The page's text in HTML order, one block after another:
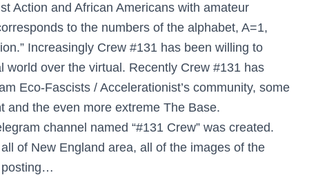
Action and African Americans with amateur
to the numbers of the alphabet, A=1,
Increasingly Crew #131 has been willing to
over the virtual. Recently Crew #131 has
Eco-Fascists / Accelerationist’s community, some
and the even more extreme The Base.
channel named “#131 Crew” was created.
of New England area, all of the images of the
posting…